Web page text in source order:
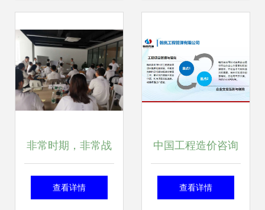
非常时期，非常战
役，非常奇迹——
查看详情
中国工程造价咨询
行业全景分析 政策
查看详情